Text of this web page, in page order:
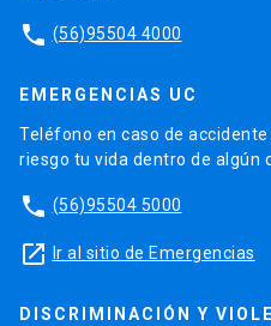
phone (56)95504 4000
EMERGENCIAS UC
Teléfono en caso de
riesgo tu vida dentro de algún
phone (56)95504 5000
launch Ir al sitio de Emergencias
DISCRIMINACIÓN Y